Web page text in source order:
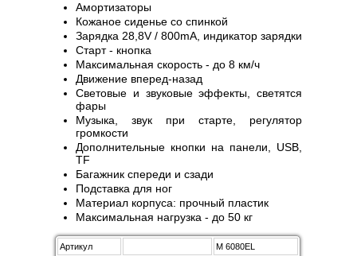
Амортизаторы
Кожаное сиденье со спинкой
Зарядка 28,8V / 800mA, индикатор зарядки
Старт - кнопка
Максимальная скорость - до 8 км/ч
Движение вперед-назад
Световые и звуковые эффекты, светятся
фары
Музыка, звук при старте, регулятор
громкости
Дополнительные кнопки на панели, USB,
TF
Багажник спереди и сзади
Подставка для ног
Материал корпуса: прочный пластик
Максимальная нагрузка - до 50 кг
Артикул
M 6080EL